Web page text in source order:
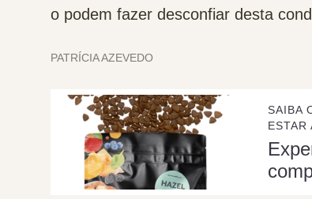
o podem fazer desconfiar desta
PATRÍCIA AZEVEDO
SAIBA
ESTAR